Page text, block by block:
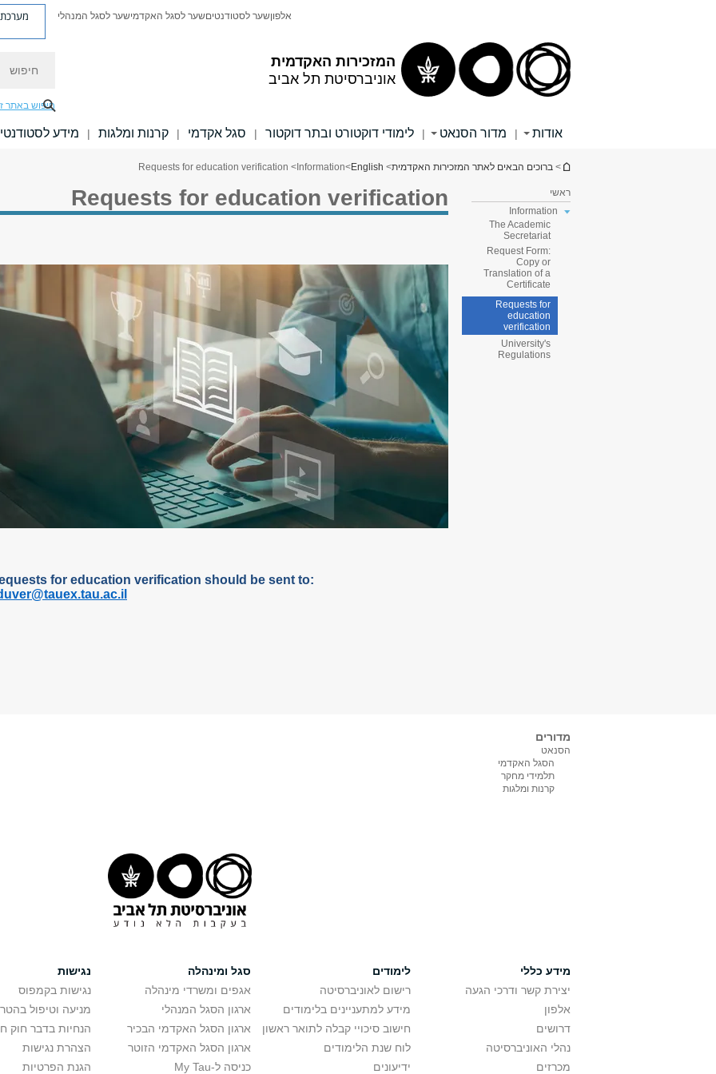
המזכירות האקדמית
אוניברסיטת תל אביב
אלפוןשער לסטודנטיםשער לסגל האקדמישער לסגל המנהלי מערכת
חיפוש באתר
אודות | מדור הסנאט | לימודי דוקטורט ובתר דוקטור | סגל אקדמי | קרנות ומלגות | מידע
הינך נמצא כאן
> ברוכים הבאים לאתר המזכירות האקדמית>
English
>
Information
> Requests for education verification
ראשי
Information
The Academic
Secretariat
Request Form:
Copy or
Translation of a
Certificate
Requests for
education
verification
University's
Regulations
Requests for education verification
for education verification should be sent to:
מדורים
הסנאט
הסגל האקדמי
תלמידי מחקר
קרנות ומלגות
מידע כללי
יצירת קשר ודרכי הגעה
אלפון
דרושים
נהלי האוניברסיטה
מכרזים
לימודים
רישום לאוניברסיטה
מידע למתעניינים בלימודים
חישוב סיכויי קבלה לתואר ראשון
לוח שנת הלימודים
ידיעונים
סגל ומינהלה
אגפים ומשרדי מינהלה
ארגון הסגל המנהלי
ארגון הסגל האקדמי הבכיר
ארגון הסגל האקדמי הזוטר
כניסה ל-My Tau
נגישות
נגישות בקמפוס
מניעה וטיפול
הנחיות בדבר חוק
הצהרת נגישות
הגנת הפרטיות